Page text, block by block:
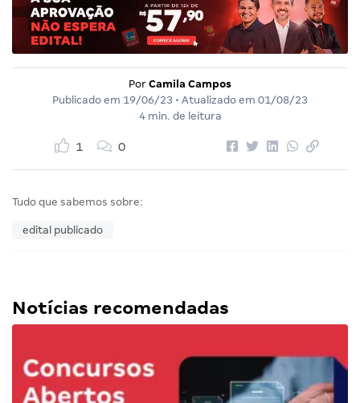
Por Camila Campos
Publicado em 19/06/23 • Atualizado em 01/08/23
4 min. de leitura
1 0
Tudo que sabemos sobre:
edital publicado
Notícias recomendadas